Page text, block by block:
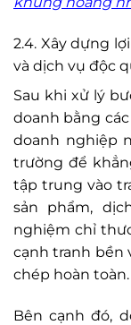
2.4. Xây dựng
và dịch vụ độc
Sau khi xử lý
doanh bằng
doanh nghiệp
trường để
tập trung vào
sản phẩm,
nghiệm chỉ
cạnh tranh bền
chép hoàn toàn.
Bên cạnh đó,